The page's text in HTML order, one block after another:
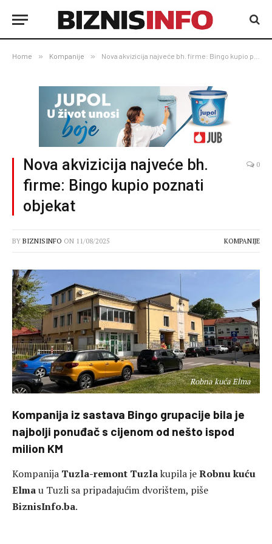
Home » Kompanije » Nova akvizicija najveće bh. firme: Bingo kupio poznati objekat
Nova akvizicija najveće bh.
firme: Bingo kupio poznati
objekat
0
BY BIZNISINFO ON 11/08/2025 KOMPANIJE
Robna kuća Elma
Kompanija iz sastava Bingo grupacije bila je
najbolji ponuđač s cijenom od nešto ispod
milion KM
Kompanija Tuzla-remont Tuzlakupila jeRobnu kuću
Elmau Tuzli sa pripadajućim dvorištem, piše
BiznisInfo.ba.